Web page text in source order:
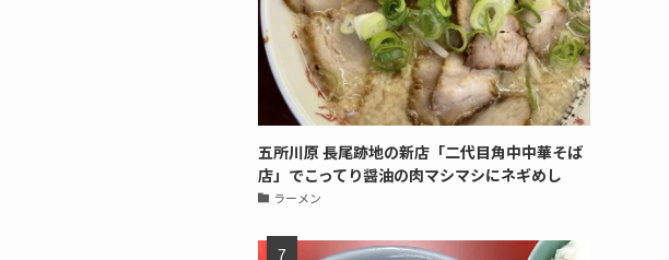
五所川原 長尾跡地の新店「二代目角中中華そば
店」でこってり醤油の肉マシマシにネギめし
ラーメン